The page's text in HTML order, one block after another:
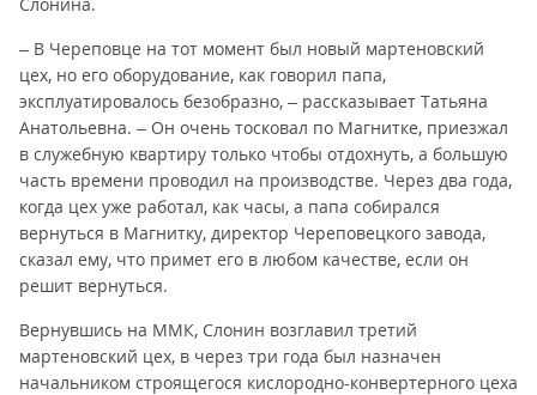
– В Череповце на тот момент был новый мартеновский
цех, но его оборудование, как говорил папа,
эксплуатировалось безобразно, – рассказывает Татьяна
Анатольевна. – Он очень тосковал по Магнитке, приезжал
в служебную квартиру только чтобы отдохнуть, а большую
часть времени проводил на производстве. Через два года,
когда цех уже работал, как часы, а папа собирался
вернуться в Магнитку, директор Череповецкого завода,
сказал ему, что примет его в любом качестве, если он
решит вернуться.
Вернувшись на ММК, Слонин возглавил третий
мартеновский цех, в через три года был назначен
начальником строящегося кислородно-конвертерного цеха